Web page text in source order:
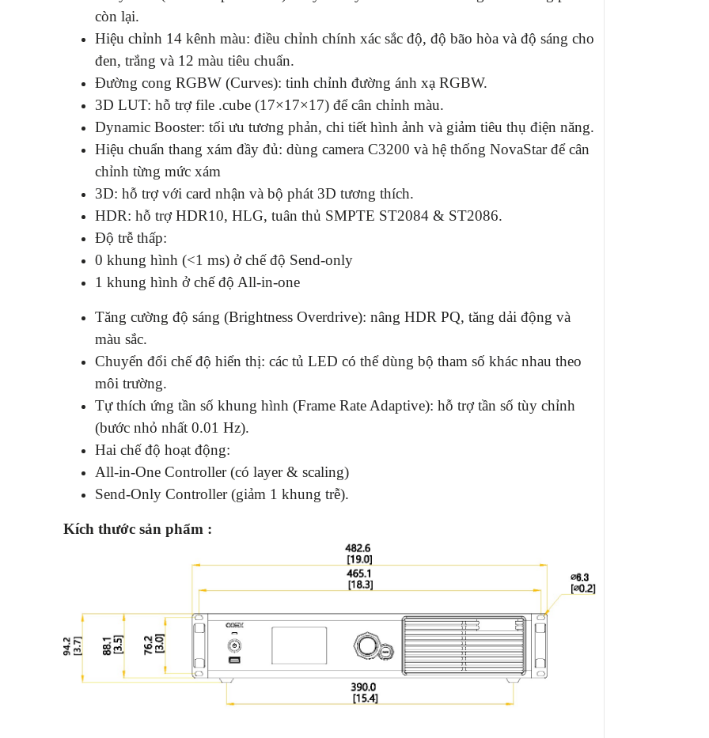
còn lại.
Hiệu chỉnh 14 kênh màu: điều chỉnh chính xác sắc độ, độ bão hòa và độ sáng cho
đen, trắng và 12 màu tiêu chuẩn.
Đường cong RGBW (Curves): tinh chỉnh đường ánh xạ RGBW.
3D LUT: hỗ trợ file .cube (17×17×17) để cân chỉnh màu.
Dynamic Booster: tối ưu tương phản, chi tiết hình ảnh và giảm tiêu thụ điện năng.
Hiệu chuẩn thang xám đầy đủ: dùng camera C3200 và hệ thống NovaStar để cân
chỉnh từng mức xám
3D: hỗ trợ với card nhận và bộ phát 3D tương thích.
HDR: hỗ trợ HDR10, HLG, tuân thủ SMPTE ST2084 & ST2086.
Độ trễ thấp:
0 khung hình (<1 ms) ở chế độ Send-only
1 khung hình ở chế độ All-in-one
Tăng cường độ sáng (Brightness Overdrive): nâng HDR PQ, tăng dải động và
màu sắc.
Chuyển đổi chế độ hiển thị: các tủ LED có thể dùng bộ tham số khác nhau theo
môi trường.
Tự thích ứng tần số khung hình (Frame Rate Adaptive): hỗ trợ tần số tùy chỉnh
(bước nhỏ nhất 0.01 Hz).
Hai chế độ hoạt động:
All-in-One Controller (có layer & scaling)
Send-Only Controller (giảm 1 khung trễ).
Kích thước sản phẩm :